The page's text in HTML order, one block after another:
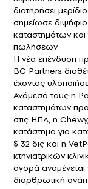
διατηρήσει
σημείωσε
καταστημάτων
πωλήσεων.
Η νέα επένδυση
BC Partners
έχοντας
Ανάμεσά τους η
καταστημάτων
στις ΗΠΑ, η
κατάστημα για
$ 32 δις και η
κτηνιατρικών
αγορά αναμένεται
διαρθρωτική